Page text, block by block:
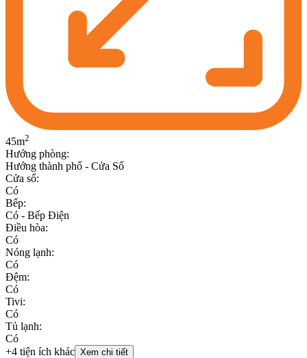
45m2
Hướng phòng:
Hướng thành phố - Cửa Sổ
Cửa sổ:
Có
Bếp:
Có - Bếp Điện
Điều hòa:
Có
Nóng lạnh:
Có
Đệm:
Có
Tivi:
Có
Tủ lạnh:
Có
+4 tiện ích khác Xem chi tiết